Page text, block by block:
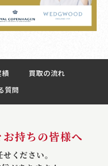
績
買取の流れ
質問
持ちの皆様へ
ください。